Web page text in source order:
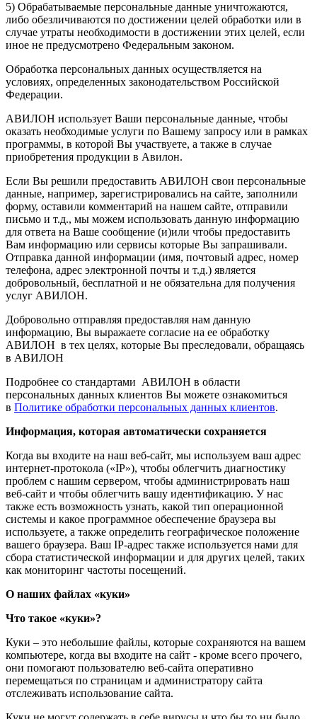
5) Обрабатываемые персональные данные уничтожаются,
либо обезличиваются по достижении целей обработки или в
случае утраты необходимости в достижении этих целей, если
иное не предусмотрено Федеральным законом.
Обработка персональных данных осуществляется на
условиях, определенных законодательством Российской
Федерации.
АВИЛОН использует Ваши персональные данные, чтобы
оказать необходимые услуги по Вашему запросу или в рамках
программы, в которой Вы участвуете, а также в случае
приобретения продукции в Авилон.
Если Вы решили предоставить АВИЛОН свои персональные
данные, например, зарегистрировались на сайте, заполнили
форму, оставили комментарий на нашем сайте, отправили
письмо и т.д., мы можем использовать данную информацию
для ответа на Ваше сообщение (и)или чтобы предоставить
Вам информацию или сервисы которые Вы запрашивали.
Отправка данной информации (имя, почтовый адрес, номер
телефона, адрес электронной почты и т.д.) является
добровольный, бесплатной и не обязательна для получения
услуг АВИЛОН.
Добровольно отправляя предоставляя нам данную
информацию, Вы выражаете согласие на ее обработку
АВИЛОН в тех целях, которые Вы преследовали, обращаясь
в АВИЛОН
Подробнее со стандартами АВИЛОН в области
персональных данных клиентов Вы можете ознакомиться
в Политике обработки персональных данных клиентов.
Информация, которая автоматически сохраняется
Когда вы входите на наш веб-сайт, мы используем ваш адрес
интернет-протокола («IP»), чтобы облегчить диагностику
проблем с нашим сервером, чтобы администрировать наш
веб-сайт и чтобы облегчить вашу идентификацию. У нас
также есть возможность узнать, какой тип операционной
системы и какое программное обеспечение браузера вы
используете, а также определить географическое положение
вашего браузера. Ваш IP-адрес также используется нами для
сбора статистической информации и для других целей, таких
как мониторинг частоты посещений.
О наших файлах «куки»
Что такое «куки»?
Куки – это небольшие файлы, которые сохраняются на вашем
компьютере, когда вы входите на сайт - кроме всего прочего,
они помогают пользователю веб-сайта оперативно
перемещаться по страницам и администратору сайта
отслеживать использование сайта.